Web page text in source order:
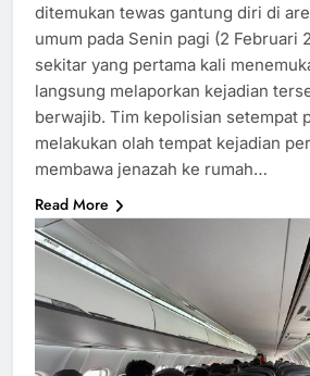
ditemukan tewas gantung diri di
umum pada Senin pagi (2 Februari
sekitar yang pertama kali
langsung melaporkan kejadian
berwajib. Tim kepolisian setempat
melakukan olah tempat kejadian
membawa jenazah ke rumah…
Read More